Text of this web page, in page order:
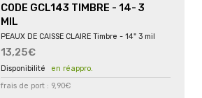
CODE GCL143 TIMBRE - 14- 3
MIL
PEAUX DE CAISSE CLAIRE Timbre - 14" 3 mil
13,25€
en réappro.
frais de port : 9,90€